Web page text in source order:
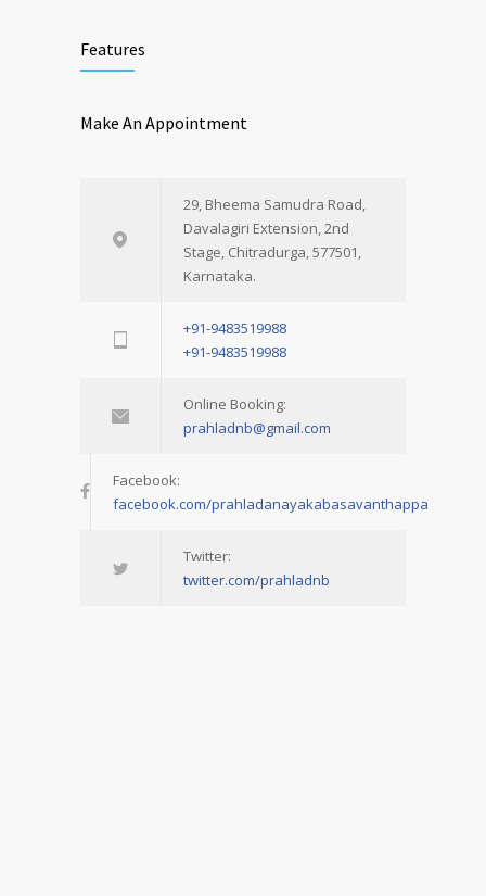
Features
Make An Appointment
29, Bheema Samudra Road,
Davalagiri Extension, 2nd
Stage, Chitradurga, 577501,
Karnataka.
+91-9483519988
+91-9483519988
Online Booking:
prahladnb@gmail.com
Facebook:
facebook.com/prahladanayakabasavanthappa
Twitter:
twitter.com/prahladnb